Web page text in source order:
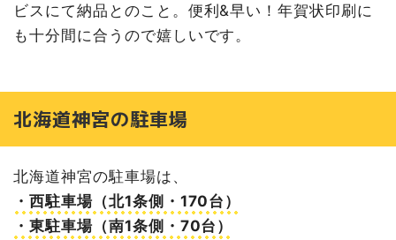
ビスにて納品とのこと。便利&早い！年賀状印刷に
も十分間に合うので嬉しいです。
北海道神宮の駐車場
北海道神宮の駐車場は、
・西駐車場（北1条側・170台）
・東駐車場（南1条側・70台）